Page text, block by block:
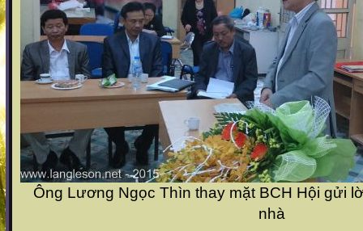
Ông Lương Ngọc Thìn thay mặt BCH Hội gửi
nhà